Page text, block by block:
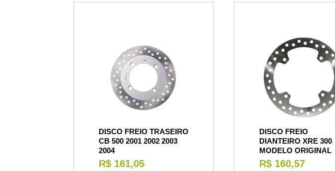
DISCO FREIO TRASEIRO
CB 500 2001 2002 2003
2004
R$ 161,05
DISCO FREIO
DIANTEIRO XRE 300
MODELO ORIGINAL
R$ 160,57